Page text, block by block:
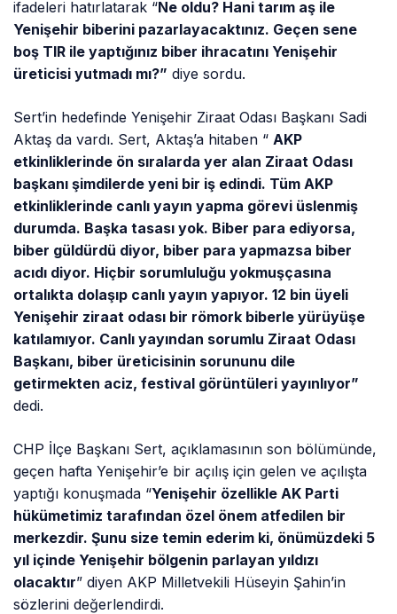
ifadeleri hatırlatarak “Ne oldu? Hani tarım aş ile
Yenişehir biberini pazarlayacaktınız. Geçen sene
boş TIR ile yaptığınız biber ihracatını Yenişehir
üreticisi yutmadı mı?” diye sordu.
Sert’in hedefinde Yenişehir Ziraat Odası Başkanı Sadi
Aktaş da vardı. Sert, Aktaş’a hitaben “AKP
etkinliklerinde ön sıralarda yer alan Ziraat Odası
başkanı şimdilerde yeni bir iş edindi. Tüm AKP
etkinliklerinde canlı yayın yapma görevi üslenmiş
durumda. Başka tasası yok. Biber para ediyorsa,
biber güldürdü diyor, biber para yapmazsa biber
acıdı diyor. Hiçbir sorumluluğu yokmuşçasına
ortalıkta dolaşıp canlı yayın yapıyor. 12 bin üyeli
Yenişehir ziraat odası bir römork biberle yürüyüşe
katılamıyor. Canlı yayından sorumlu Ziraat Odası
Başkanı, biber üreticisinin sorununu dile
getirmekten aciz, festival görüntüleri yayınlıyor”
dedi.
CHP İlçe Başkanı Sert, açıklamasının son bölümünde,
geçen hafta Yenişehir’e bir açılış için gelen ve açılışta
yaptığı konuşmada “Yenişehir özellikle AK Parti
hükümetimiz tarafından özel önem atfedilen bir
merkezdir. Şunu size temin ederim ki, önümüzdeki 5
yıl içinde Yenişehir bölgenin parlayan yıldızı
olacaktır” diyen AKP Milletvekili Hüseyin Şahin’in
sözlerini değerlendirdi.